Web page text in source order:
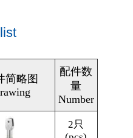
简略图
配件数
量
Number
2只